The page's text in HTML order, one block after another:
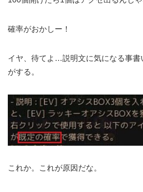
確率がおかしー！
イヤ、待てよ…説明文に気になる事書
がする。
これか。これが原因だな。